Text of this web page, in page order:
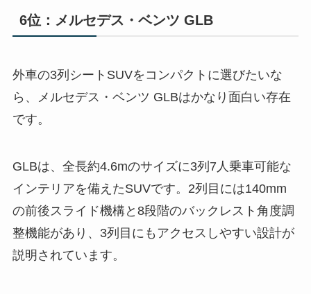
6位：メルセデス・ベンツ GLB
外車の3列シートSUVをコンパクトに選びたいな
ら、メルセデス・ベンツ GLBはかなり面白い存在
です。
GLBは、全長約4.6mのサイズに3列7人乗車可能な
インテリアを備えたSUVです。2列目には140mm
の前後スライド機構と8段階のバックレスト角度調
整機能があり、3列目にもアクセスしやすい設計が
説明されています。